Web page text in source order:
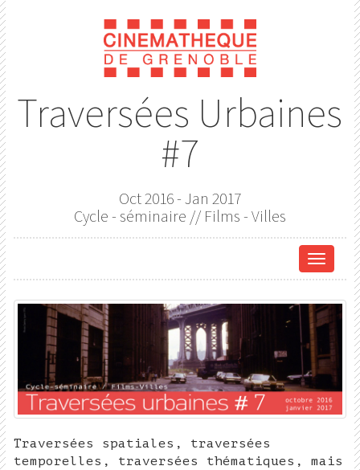
Traversées Urbaines
#7
Oct 2016 - Jan 2017
Cycle - séminaire // Films - Villes
le
menu
de
Traversées spatiales, traversées
temporelles, traversées thématiques, mais